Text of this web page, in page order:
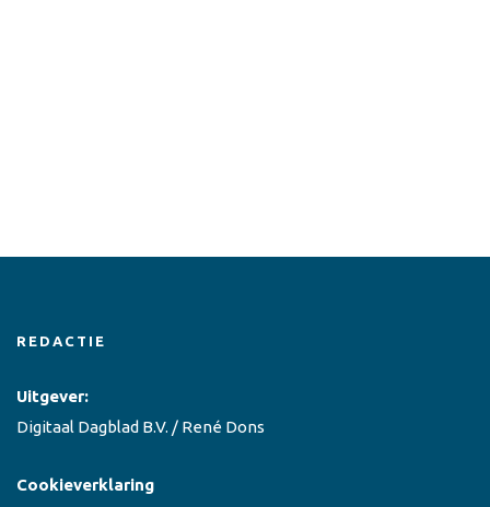
REDACTIE
Uitgever:
Digitaal Dagblad B.V. / René Dons
Cookieverklaring